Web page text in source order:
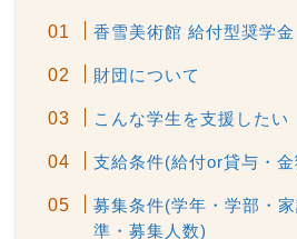
香雪美術館 給付型奨学金
財団について
こんな学生を支援したい
支給条件(給付or貸与・
募集条件(学年・学部・
準・募集人数)